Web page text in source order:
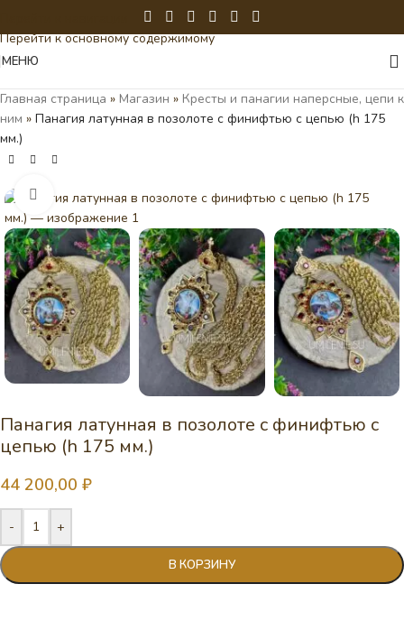
Перейти к основному содержимому
МЕНЮ
Главная страница » Магазин » Кресты и панагии наперсные, цепи к
ним » Панагия латунная в позолоте с финифтью с цепью (h 175
мм.)
Нажмите, чтобы увеличить
Панагия латунная в позолоте с финифтью с
цепью (h 175 мм.)
44 200,00 ₽
- +
В КОРЗИНУ